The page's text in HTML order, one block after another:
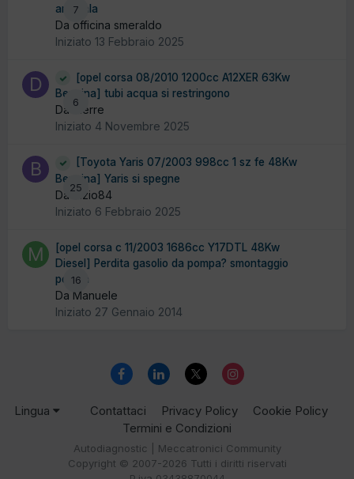
7
anomala
Da officina smeraldo
Iniziato 13 Febbraio 2025
6
[opel corsa 08/2010 1200cc A12XER 63Kw
Benzina] tubi acqua si restringono
Da dierre
Iniziato 4 Novembre 2025
25
[Toyota Yaris 07/2003 998cc 1 sz fe 48Kw
Benzina] Yaris si spegne
Da Bizio84
Iniziato 6 Febbraio 2025
16
[opel corsa c 11/2003 1686cc Y17DTL 48Kw
Diesel] Perdita gasolio da pompa? smontaggio
pompa
Da Manuele
Iniziato 27 Gennaio 2014
Lingua Contattaci Privacy Policy
Cookie Policy
Termini e Condizioni
Autodiagnostic | Meccatronici Community
Copyright © 2007-2026 Tutti i diritti riservati